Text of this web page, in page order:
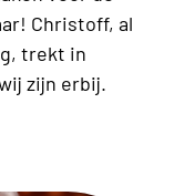
Christoff, al
trekt in
zijn erbij.